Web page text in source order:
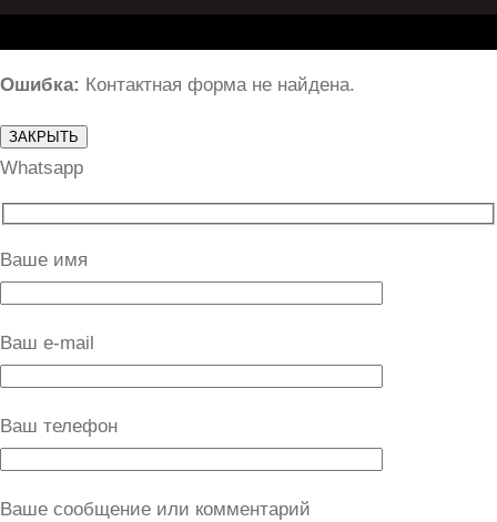
Ошибка: Контактная форма не найдена.
ЗАКРЫТЬ
Whatsapp
Ваше имя
Ваш e-mail
Ваш телефон
Ваше сообщение или комментарий